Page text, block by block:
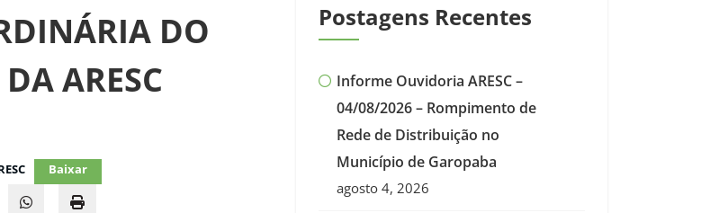
DO
ARESC
Baixar
Postagens Recentes
Informe Ouvidoria ARESC –
04/08/2026 – Rompimento de
Rede de Distribuição no
Município de Garopaba
agosto 4, 2026